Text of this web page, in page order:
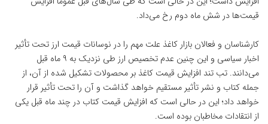
قیمت‌ها در شش ماه دوم رخ می‌داد.
کارشناسان و فعالان بازار کاغذ علت مهم را در نوسانات قیمت ارز تحت تأثیر
اخبار سیاسی و این چنین عدم تخصیص ارز طی نزدیک به ۹ ماه قبل
می‌دانند. تب تند افزایش قیمت کاغذ بر محصولات تشکیل شده از آن، از
جمله کتاب و نشر تأثیر مستقیم خواهد گذاشت و آن را تحت تأثیر قرار
خواهد داد؛ این در حالی است که افزایش قیمت کتاب در چند ماه قبل یکی
از انتقادات مخاطبان بوده است.